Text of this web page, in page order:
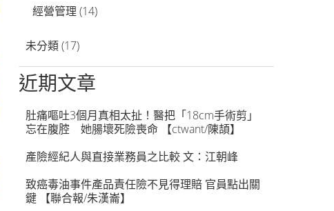
經營管理 (14)
未分類(17)
近期文章
肚痛嘔吐3個月真相太扯！醫把「18cm手術剪」
忘在腹腔 她腸壞死險喪命 【ctwant/陳頡】
產險經紀人與直接業務員之比較 文：江朝峰
致癌毒油事件產品責任險不見得理賠 官員點出關
鍵 【聯合報/朱漢崙】